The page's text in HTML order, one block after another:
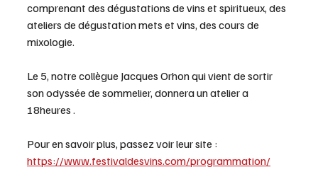
comprenant des dégustations de vins et spiritueux, des
ateliers de dégustation mets et vins, des cours de
mixologie.
Le 5, notre collègue Jacques Orhon qui vient de sortir
son odyssée de sommelier, donnera un atelier a
18heures .
Pour en savoir plus, passez voir leur site :
https://www.festivaldesvins.com/programmation/